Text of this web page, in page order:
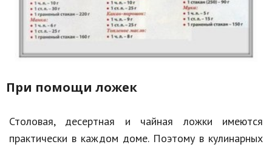
При помощи ложек
Столовая, десертная и чайная ложки имеются
практически в каждом доме. Поэтому в кулинарных